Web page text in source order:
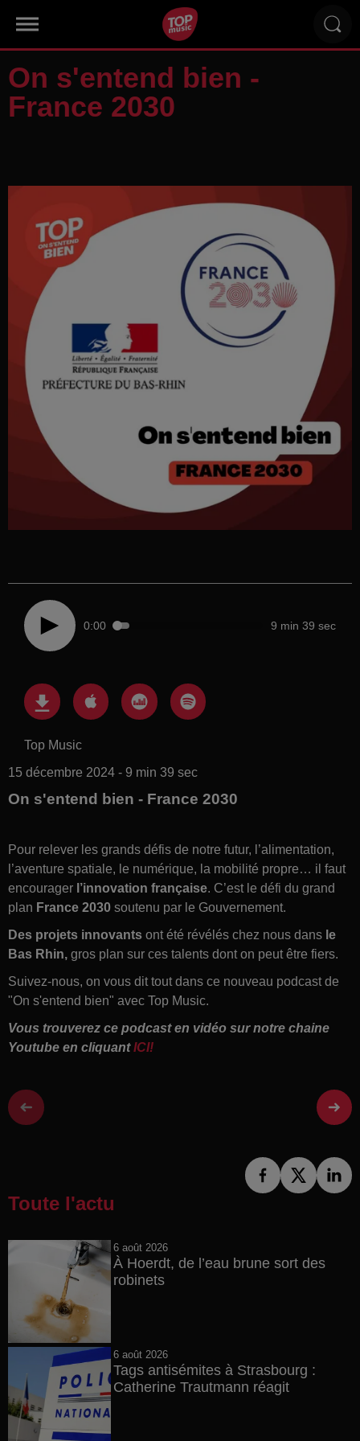
On s'entend bien -
France 2030
0:00 9 min 39 sec
Top Music
15 décembre 2024 - 9 min 39 sec
On s'entend bien - France 2030
Pour relever les grands défis de notre futur, l’alimentation,
l’aventure spatiale, le numérique, la mobilité propre… il faut
encourager l’innovation française. C’est le défi du grand
plan France 2030 soutenu par le Gouvernement.
Des projets innovants ont été révélés chez nous dans le
Bas Rhin, gros plan sur ces talents dont on peut être fiers.
Suivez-nous, on vous dit tout dans ce nouveau podcast de
"On s'entend bien" avec Top Music.
Vous trouverez ce podcast en vidéo sur notre chaine
Youtube en cliquantICI!
Toute l'actu
6 août 2026
À Hoerdt, de l’eau brune sort des
robinets
6 août 2026
Tags antisémites à Strasbourg :
Catherine Trautmann réagit